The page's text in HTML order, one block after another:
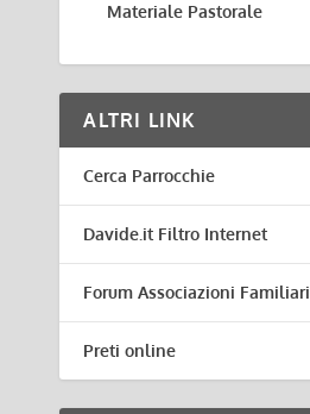
Materiale Pastorale
ALTRI LINK
Cerca Parrocchie
Davide.it Filtro Internet
Forum Associazioni Familiari
Preti online